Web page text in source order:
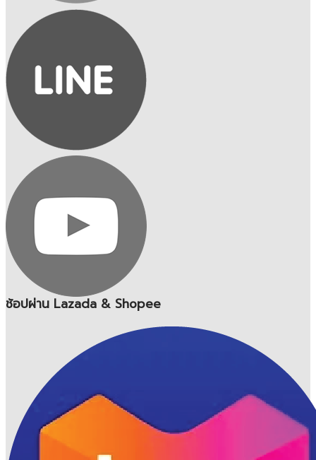
ช้อปผ่าน Lazada & Shopee